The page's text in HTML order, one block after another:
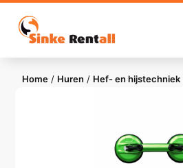
Home / Huren / Hef- en hijstechniek